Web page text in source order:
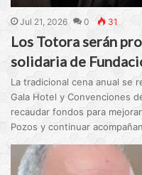
Jul 21, 2026 0 31
Los Totora serán
solidaria de
La tradicional cena anual se
Gala Hotel y Convenciones
recaudar fondos para
Pozos y continuar